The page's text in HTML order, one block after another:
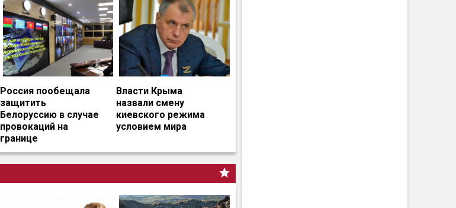
Россия пообещала
защитить
Белоруссию в случае
провокаций на
границе
Власти Крыма
назвали смену
киевского режима
условием мира